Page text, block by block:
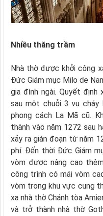
Nhiều thăng trầm
Nhà thờ được khởi công
Đức Giám mục Milo de
gia đình ngài. Quyết
sau một chuỗi 3 vụ cháy
phong cách La Mã cũ.
thành vào năm 1272 sau
xảy ra gián đoạn từ năm
phí. Đến thời Đức Giám
vòm được nâng cao
công trình có mái vòm
vòm trong khu vực cung
xa nhà thờ Chánh tòa
và trở thành nhà thờ